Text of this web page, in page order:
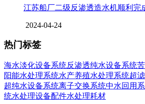
江苏船厂二级反渗透造水机顺利完
2024-04-24
热门标签
海水淡化设备系统反渗透纯水设备系统
阳能水处理系统水产养殖水处理系统超
超纯水设备系统离子交换系统中水回用
统水处理设备配件水处理耗材